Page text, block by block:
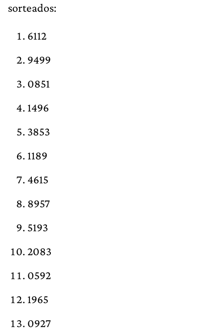
sorteados:
6112
9499
0851
1496
3853
1189
4615
8957
5193
2083
0592
1965
0927